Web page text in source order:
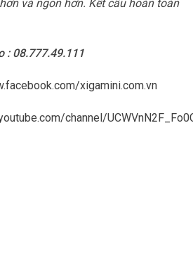
và ngon hơn. Kết cấu hoàn toàn
: 08.777.49.111
xigamini.com.vn
channel/